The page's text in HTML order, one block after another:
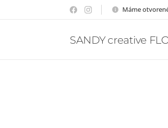
Máme
SANDY creative